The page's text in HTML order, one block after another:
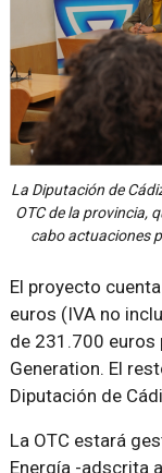
La Diputación de
OTC de la provincia,
cabo actuaciones
El proyecto
euros (IVA no
de 231.700
Generation. El
Diputación de
La OTC estará
Energía -adscrita